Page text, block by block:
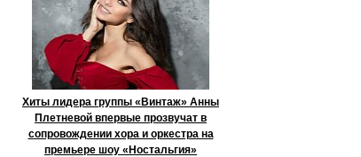
Хиты лидера группы «Винтаж» Анны
Плетневой впервые прозвучат в
сопровождении хора и оркестра на
премьере шоу «Ностальгия»